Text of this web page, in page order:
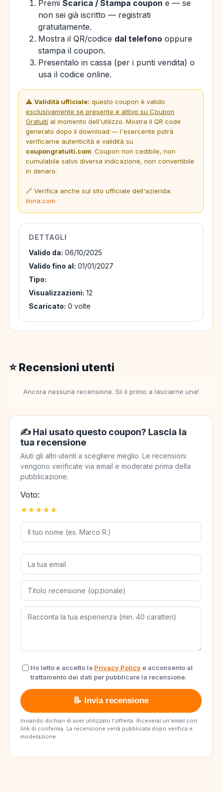
Premi Scarica / Stampa coupon e — se
non sei già iscritto — registrati
gratuitamente.
Mostra il QR/codice dal telefono oppure
stampa il coupon.
Presentalo in cassa (per i punti vendita) o
usa il codice online.
⚠️ Validità ufficiale: questo coupon è valido
esclusivamente se presente e attivo su Coupon
Gratuiti al momento dell'utilizzo. Mostra il QR code
generato dopo il download — l'esercente potrà
verificarne autenticità e validità su
coupongratuiti.com. Coupon non cedibile, non
cumulabile salvo diversa indicazione, non convertibile
in denaro.
🔗 Verifica anche sul sito ufficiale dell'azienda:
ilona.com
DETTAGLI
Valido da: 06/10/2025
Valido fino al: 01/01/2027
Tipo:
Visualizzazioni: 12
Scaricato: 0 volte
⭐ Recensioni utenti
Ancora nessuna recensione. Sii il primo a lasciarne una!
✍️ Hai usato questo coupon? Lascia la
tua recensione
Aiuti gli altri utenti a scegliere meglio. Le recensioni
vengono verificate via email e moderate prima della
pubblicazione.
Voto:
★
★
★
★
★
Ho letto e accetto la Privacy Policy e acconsento al
trattamento dei dati per pubblicare la recensione.
📝 Invia recensione
Inviando dichiari di aver utilizzato l'offerta. Riceverai un'email con
link di conferma. La recensione verrà pubblicata dopo verifica e
moderazione.